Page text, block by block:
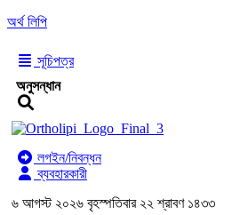
অর্থ লিপি
সূচিপত্র
অনুসন্ধান
লগইন/নিবন্ধন
ব্যবহারকারী
৬ আগস্ট ২০২৬ বৃহস্পতিবার ২২ শ্রাবণ ১৪৩৩